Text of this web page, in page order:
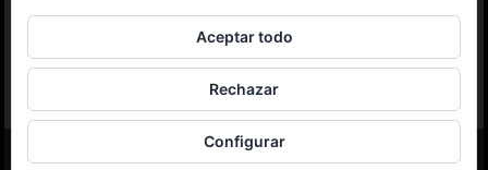
Contacto
OGL License
Copyright © 2026 Milanosfera
Aceptar todo
Rechazar
Configurar